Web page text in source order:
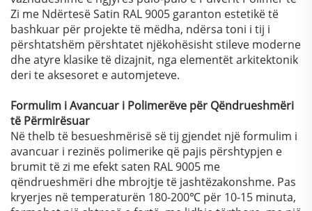
Zi me Ndërtesë Satin RAL 9005 garanton estetikë të
bashkuar për projekte të mëdha, ndërsa toni i tij i
përshtatshëm përshtatet njëkohësisht stileve moderne
dhe atyre klasike të dizajnit, nga elementët arkitektonik
deri te aksesoret e automjeteve.
Formulim i Avancuar i Polimerëve për Qëndrueshmëri
të Përmirësuar
Në thelb të besueshmërisë së tij gjendet një formulim i
avancuar i rezinës polimerike që pajis përshtypjen e
brumit të zi me efekt saten RAL 9005 me
qëndrueshmëri dhe mbrojtje të jashtëzakonshme. Pas
kryerjes në temperaturën 180-200℃ për 10-15 minuta,